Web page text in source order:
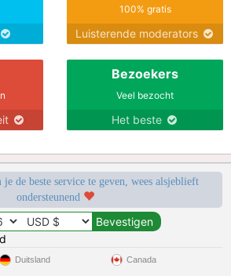
100% gratis
Luisterende moderators
Bezoekers
Veel bezocht
Het beste
de beste service te geven, wees alsjeblieft
ondersteunend
Duitsland Canada